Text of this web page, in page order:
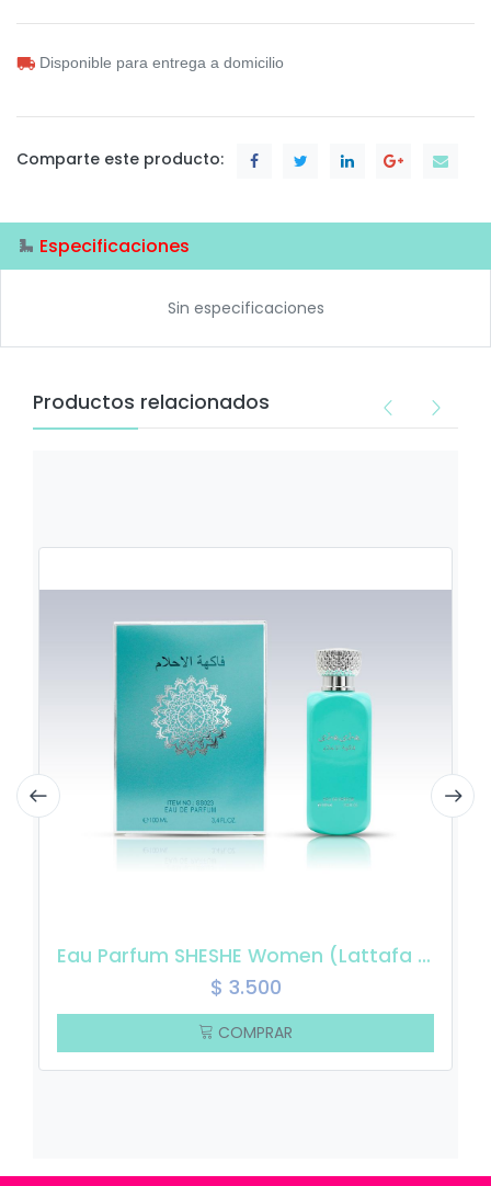
Disponible para entrega a domicilio
Comparte este producto:
Especificaciones
Sin especificaciones
Productos relacionados
Eau Parfum SHESHE Women (Lattafa Mayar)
$ 3.500
COMPRAR